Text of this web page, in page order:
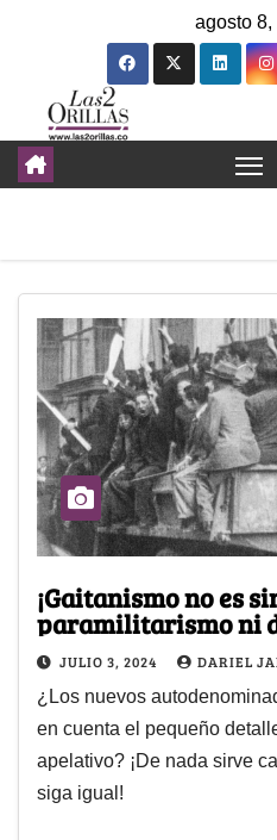
agosto 8,
¡Gaitanismo no es
paramilitarismo ni
JULIO 3, 2024 DARIEL
¿Los nuevos
en cuenta el pequeño
apelativo? ¡De nada sirve
siga igual!